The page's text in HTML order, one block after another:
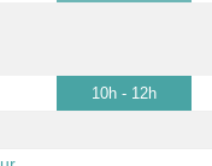
10h - 12h